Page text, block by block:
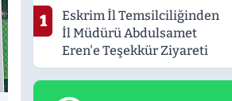
1
Eskrim İl Temsilciliğinden
İl Müdürü Abdulsamet
Eren'e Teşekkür Ziyareti